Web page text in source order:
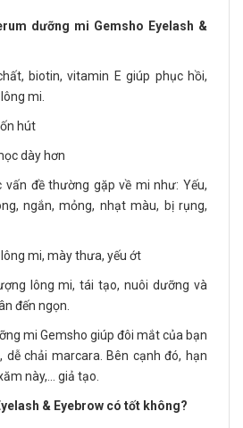
dưỡng mi Gemsho Eyelash &
biotin, vitamin E giúp phục hồi,
mi.
hút
dày hơn
đề thường gặp về mi như: Yếu,
ngắn, mỏng, nhạt màu, bị rụng,
mi, mày thưa, yếu ớt
lông mi, tái tạo, nuôi dưỡng và
đến ngọn.
mi Gemsho giúp đôi mắt của bạn
dễ chải marcara. Bên cạnh đó, hạn
này,... giả tạo.
& Eyebrow có tốt không?